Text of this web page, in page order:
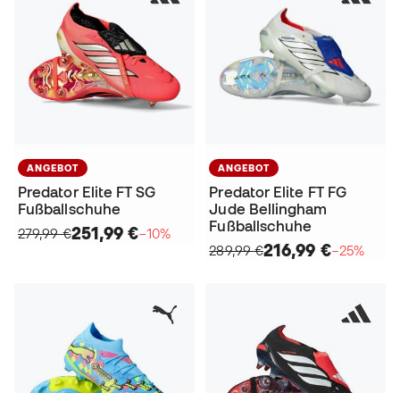
ANGEBOT
Predator Elite FT SG
Fußballschuhe
279,99 €251,99 €−10%
ANGEBOT
Predator Elite FT FG
Jude Bellingham
Fußballschuhe
289,99 €216,99 €−25%